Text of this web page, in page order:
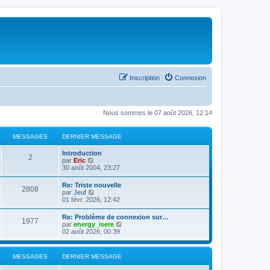
Connexion
Inscription
Nous sommes le 07 août 2026, 12:14
MESSAGES DERNIER MESSAGE
2
Introduction
par Eric
o
u
l
t
e
r
l
e
d
e
r
n
i
30 août 2004, 23:27
2808
Re: Triste nouvelle
par Jeuf
o
u
l
t
e
r
l
e
01 févr. 2026, 12:42
1977
Re: Problème de connexion sur…
par energy_isere
s
t
02 août 2026, 00:39
MESSAGES DERNIER MESSAGE